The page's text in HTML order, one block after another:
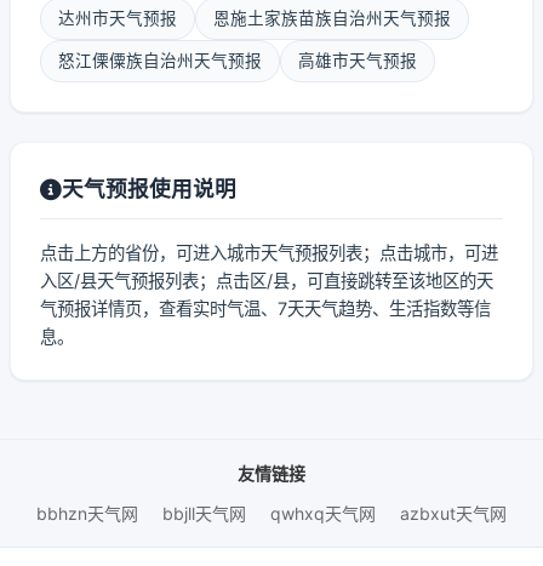
达州市天气预报 恩施土家族苗族自治州天气预报
怒江傈僳族自治州天气预报 高雄市天气预报
天气预报使用说明
点击上方的省份，可进入城市天气预报列表；点击城市，可进
入区/县天气预报列表；点击区/县，可直接跳转至该地区的天
气预报详情页，查看实时气温、7天天气趋势、生活指数等信
息。
友情链接
bbhzn天气网
bbjll天气网 qwhxq天气网 azbxut天气网